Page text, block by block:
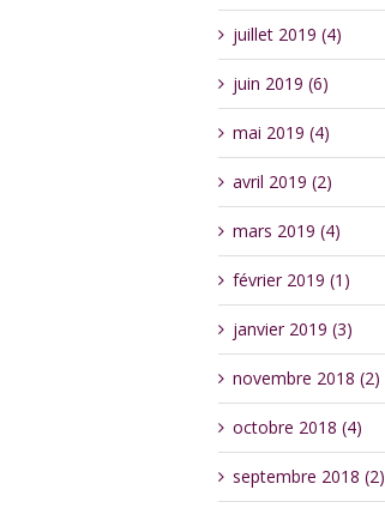
juillet 2019 (4)
juin 2019 (6)
mai 2019 (4)
avril 2019 (2)
mars 2019 (4)
février 2019 (1)
janvier 2019 (3)
novembre 2018 (2)
octobre 2018 (4)
septembre 2018 (2)